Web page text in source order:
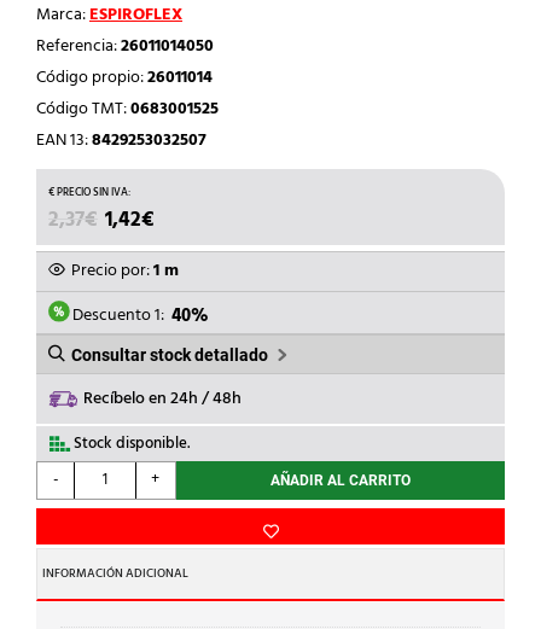
Marca:ESPIROFLEX
Referencia:26011014050
Código propio:26011014
Código TMT:0683001525
EAN 13:8429253032507
2,37€ EL
PRECIO
ORIGINAL
ERA:
2,37€.
1,42€
PRECIO
ACTUAL
ES:
1,42€.
Precio por:1 m
Descuento 1: 40%
Consultar stock detallado
Recíbelo en 24h / 48h
Stock disponible.
-
ESPIROFLEX
-
10X14
DIAMETRO
cantidad
+ AÑADIR AL CARRITO
INFORMACIÓN ADICIONAL